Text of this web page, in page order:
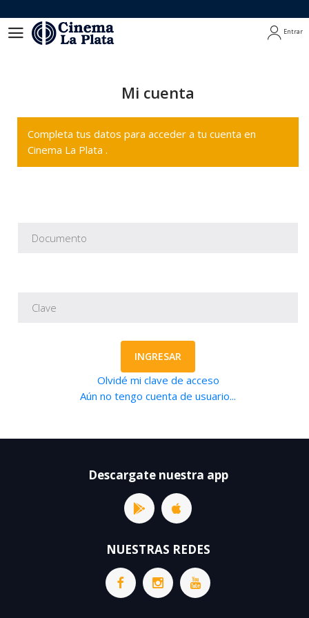
Entrar
Mi cuenta
Completa tus datos para acceder a tu cuenta en
Cinema La Plata .
INGRESAR
Olvidé mi clave de acceso
Aún no tengo cuenta de usuario...
Descargate nuestra app
NUESTRAS REDES